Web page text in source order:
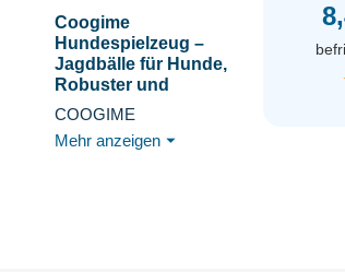
Coogime
Hundespielzeug –
Jagdbälle für Hunde,
Robuster und
vielseitiger Hundeball,
Fußball der auf der
Wasseroberfläche
COOGIME
Mehr anzeigen ⏷